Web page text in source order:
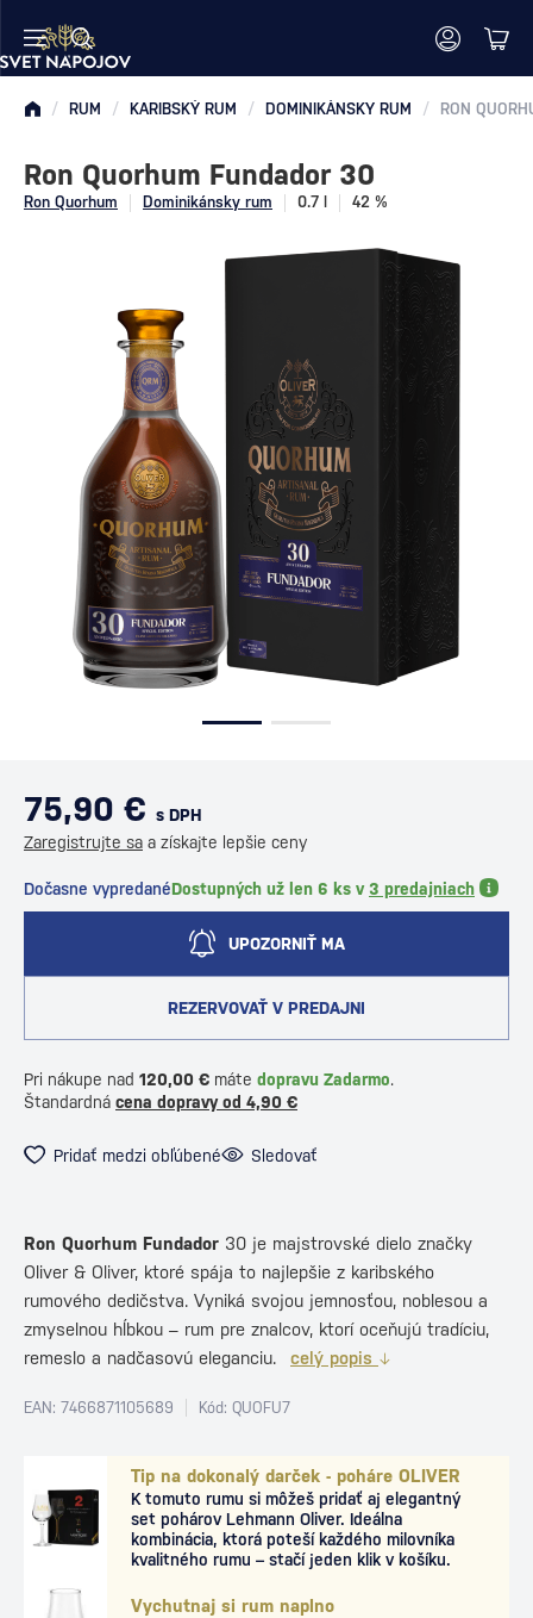
/ RUM / KARIBSKÝ RUM / DOMINIKÁNSKY RUM / RON
Ron Quorhum Dominikánsky rum 0.7 l 42 %
Ron Quorhum Fundador 30
75,90 € s DPH
Zaregistrujte sa a získajte lepšie ceny
Dočasne vypredanéDostupných už len 6 ks v 3 predajniach
UPOZORNIŤ MA
REZERVOVAŤ V PREDAJNI
Pri nákupe nad 120,00 € máte dopravu Zadarmo.
Štandardná cena dopravy od 4,90 €
Pridať medzi obľúbené Sledovať
Tip na dokonalý darček - poháre OLIVER
K tomuto rumu si môžeš pridať aj elegantný
set pohárov Lehmann Oliver. Ideálna
kombinácia, ktorá poteší každého milovníka
kvalitného rumu – stačí jeden klik v košíku.
Vychutnaj si rum naplno
Ron Quorhum Fundador 30 je majstrovské dielo značky
Oliver & Oliver, ktoré spája to najlepšie z karibského
rumového dedičstva. Vyniká svojou jemnosťou, noblesou a
zmyselnou hĺbkou – rum pre znalcov, ktorí oceňujú tradíciu,
remeslo a nadčasovú eleganciu.
celý popis
EAN: 7466871105689 Kód: QUOFU7